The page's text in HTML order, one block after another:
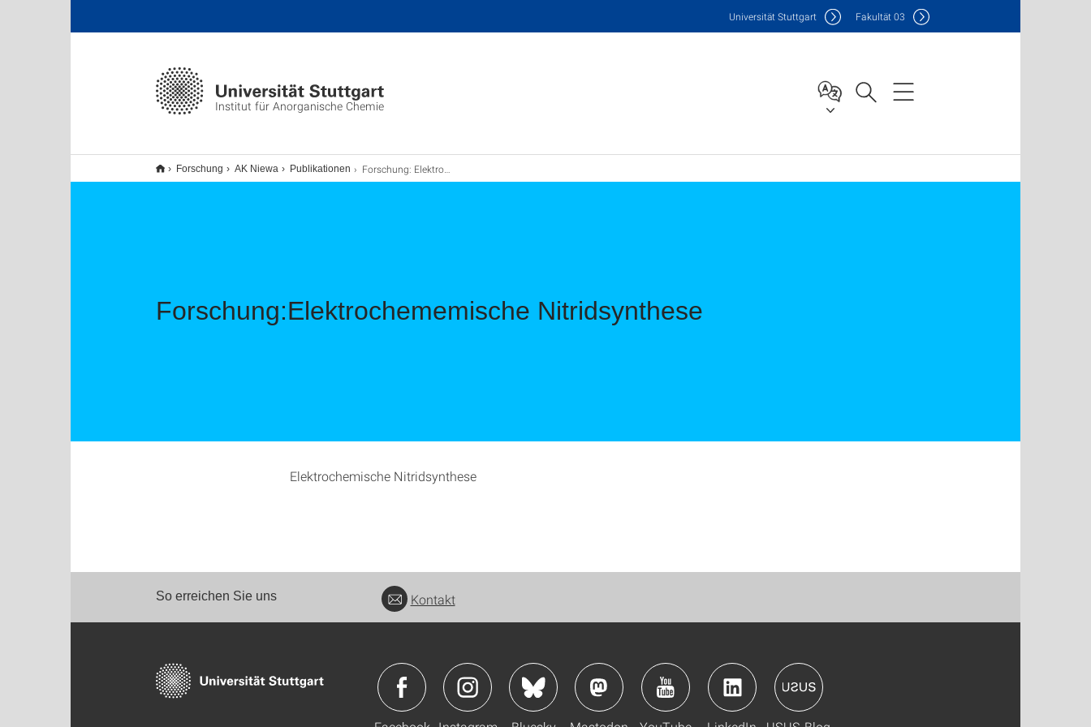
Institut für Anorganische Chemie
Universität Stuttgart Fakultät03
Forschung AK Niewa Publikationen Forschung: Elektrochememische Nitridsynthese
Forschung:Elektrochememische Nitridsynthese
Elektrochemische Nitridsynthese
So erreichen Sie uns Kontakt